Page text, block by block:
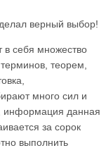
верный выбор!
себя множество
теорем,
много сил и
информация данная
за сорок
выполнить